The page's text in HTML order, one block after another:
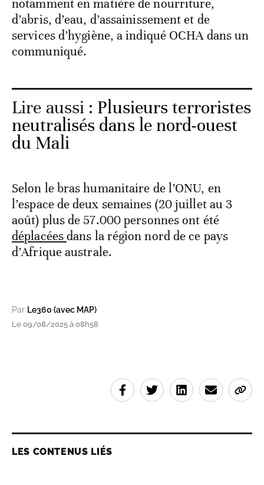
notamment en matière de nourriture,
d’abris, d’eau, d’assainissement et de
services d’hygiène, a indiqué OCHA dans un
communiqué.
Lire aussi : Plusieurs terroristes
neutralisés dans le nord-ouest
du Mali
Selon le bras humanitaire de l’ONU, en
l’espace de deux semaines (20 juillet au 3
août) plus de 57.000 personnes ont été
déplacéesdans la région nord de ce pays
d’Afrique australe.
Par Le360 (avec MAP)
Le 09/08/2025 à 08h58
LES CONTENUS LIÉS